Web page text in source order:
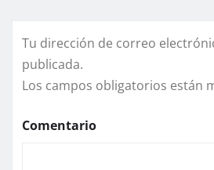
Tu dirección de correo
publicada.
Los campos obligatorios están
Comentario